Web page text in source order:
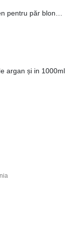
argan și in 1000ml